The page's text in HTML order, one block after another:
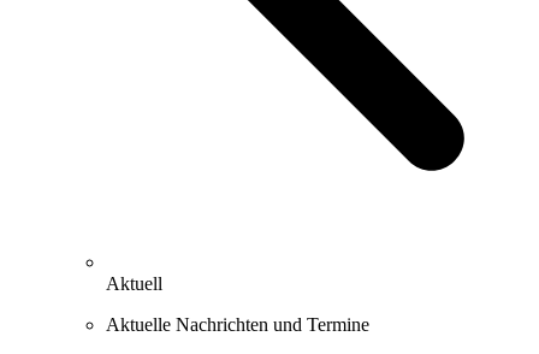
Aktuell
Aktuelle Nachrichten und Termine